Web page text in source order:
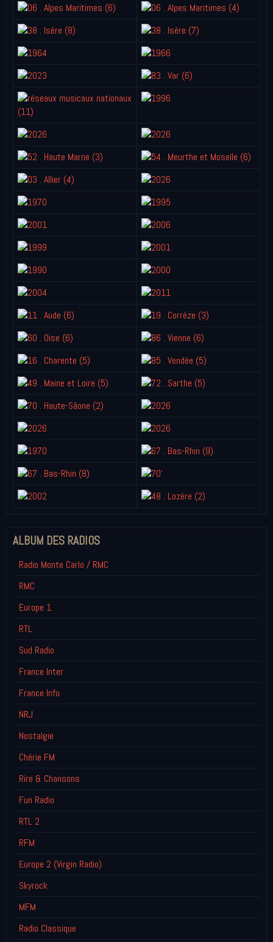
ALBUM DES RADIOS
Radio Monte Carlo / RMC
RMC
Europe 1
RTL
Sud Radio
France Inter
France Info
NRJ
Nostalgie
Chérie FM
Rire & Chansons
Fun Radio
RTL 2
RFM
Europe 2 (Virgin Radio)
Skyrock
MFM
Radio Classique